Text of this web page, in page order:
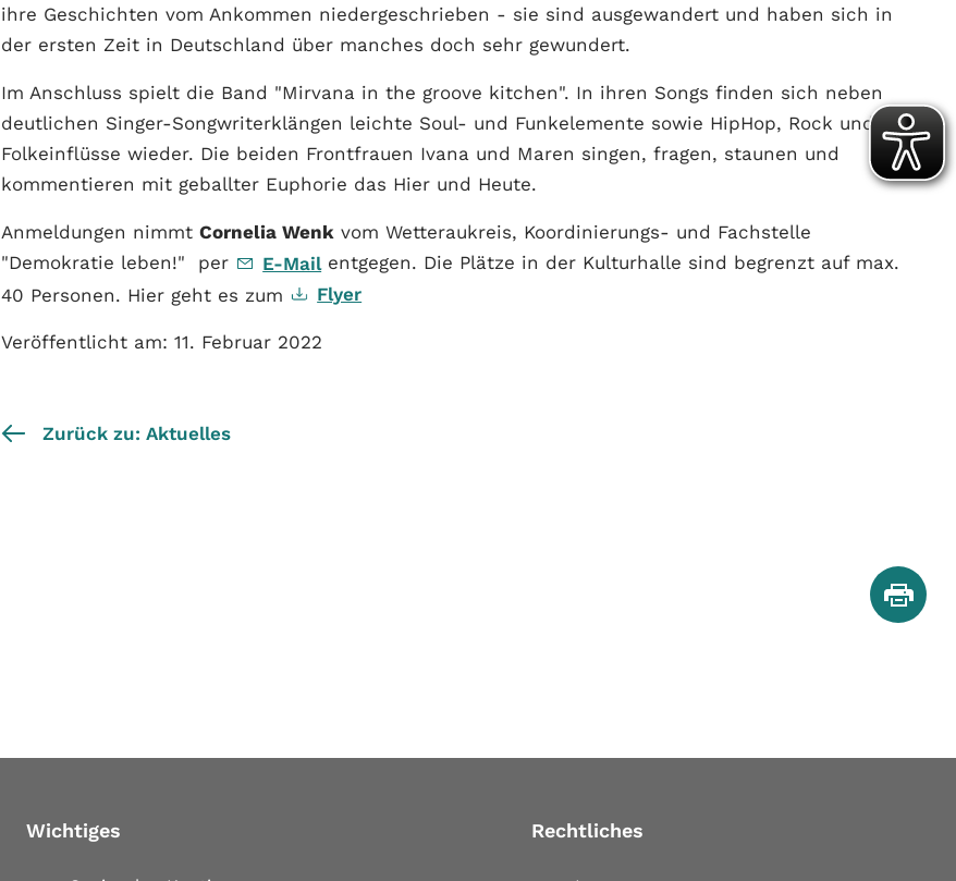
ihre Geschichten vom Ankommen niedergeschrieben - sie sind ausgewandert und haben sich in
der ersten Zeit in Deutschland über manches doch sehr gewundert.
Im Anschluss spielt die Band "Mirvana in the groove kitchen". In ihren Songs finden sich neben
deutlichen Singer-Songwriterklängen leichte Soul- und Funkelemente sowie HipHop, Rock und
Folkeinflüsse wieder. Die beiden Frontfrauen Ivana und Maren singen, fragen, staunen und
kommentieren mit geballter Euphorie das Hier und Heute.
Anmeldungen nimmtCornelia Wenk vom Wetteraukreis, Koordinierungs- und Fachstelle
"Demokratie leben!" per
E-Mail entgegen. Die Plätze in der Kulturhalle sind begrenzt auf max.
40 Personen. Hier geht es zum
Flyer
Veröffentlicht am: 11. Februar 2022
Zurück zu: Aktuelles
Wichtiges Rechtliches